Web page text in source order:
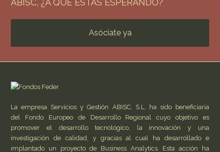
ABISC, ¿A QUÉ ESTÁS ESPERANDO?
Asóciate ya
La empresa Servicios y Gestión ABISC, S.L. ha sido beneficiaria
del Fondo Europeo de Desarrollo Regional cuyo objetivo es
promover el desarrollo tecnológico, la innovación y una
investigación de calidad, y gracias al cual ha desarrollado e
implantado un proyecto de Business Analytics. Esta acción ha